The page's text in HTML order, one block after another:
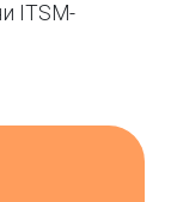
ITSM-